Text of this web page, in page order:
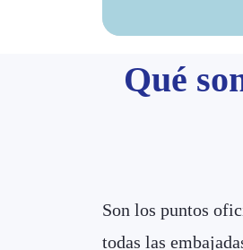
Qué
Son los puntos
todas las